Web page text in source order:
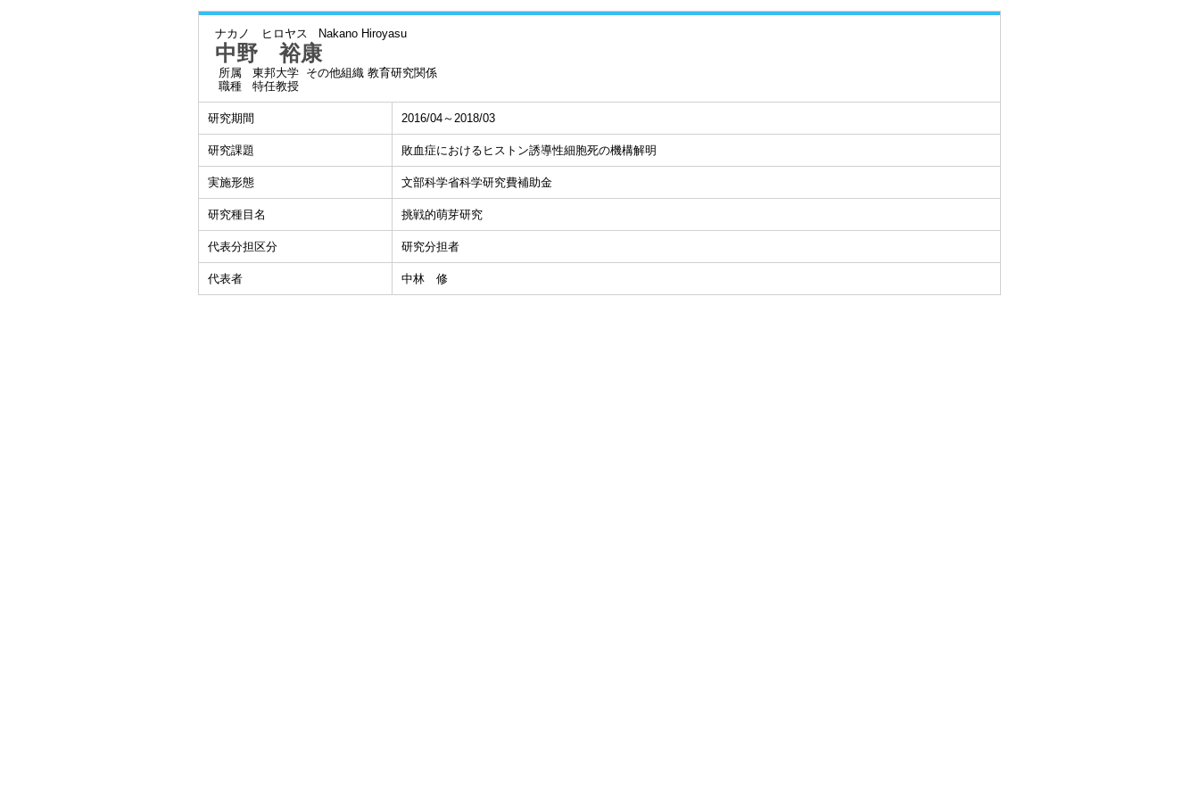
ナカノ ヒロヤス Nakano Hiroyasu
中野 裕康
所属
東邦大学 その他組織 教育研究関係
職種
特任教授
研究期間 2016/04～2018/03
研究課題 敗血症におけるヒストン誘導性細胞死の機構解明
実施形態 文部科学省科学研究費補助金
研究種目名 挑戦的萌芽研究
代表分担区分 研究分担者
代表者 中林 修